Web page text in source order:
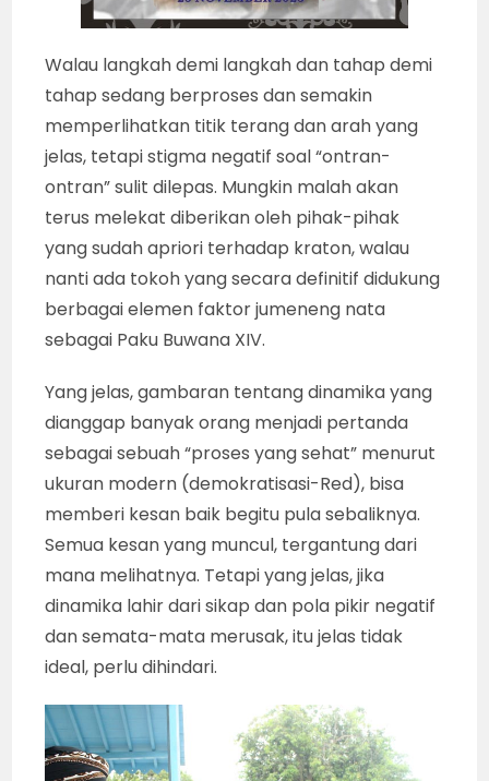
Walau langkah demi langkah dan tahap demi
tahap sedang berproses dan semakin
memperlihatkan titik terang dan arah yang
jelas, tetapi stigma negatif soal “ontran-
ontran” sulit dilepas. Mungkin malah akan
terus melekat diberikan oleh pihak-pihak
yang sudah apriori terhadap kraton, walau
nanti ada tokoh yang secara definitif didukung
berbagai elemen faktor jumeneng nata
sebagai Paku Buwana XIV.
Yang jelas, gambaran tentang dinamika yang
dianggap banyak orang menjadi pertanda
sebagai sebuah “proses yang sehat” menurut
ukuran modern (demokratisasi-Red), bisa
memberi kesan baik begitu pula sebaliknya.
Semua kesan yang muncul, tergantung dari
mana melihatnya. Tetapi yang jelas, jika
dinamika lahir dari sikap dan pola pikir negatif
dan semata-mata merusak, itu jelas tidak
ideal, perlu dihindari.